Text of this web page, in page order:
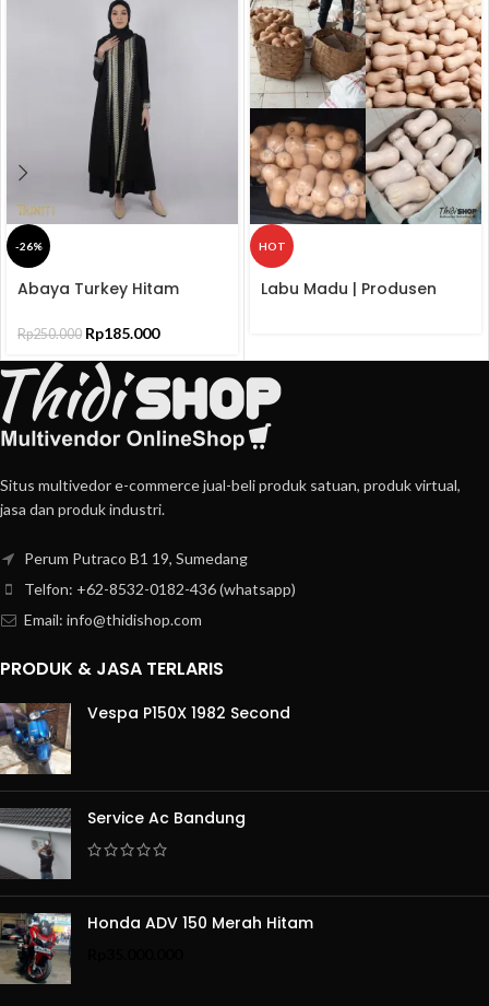
-26%
Beli
Produk
Abaya Turkey Hitam
ELNARA
Rp250.000 Rp185.000
HOT
Labu Madu | Produsen
Situs multivedor e-commerce jual-beli produk satuan, produk virtual,
jasa dan produk industri.
Perum Putraco B1 19, Sumedang
Telfon: +62-8532-0182-436 (whatsapp)
Email: info@thidishop.com
PRODUK & JASA TERLARIS
Vespa P150X 1982 Second
Service Ac Bandung
Honda ADV 150 Merah Hitam